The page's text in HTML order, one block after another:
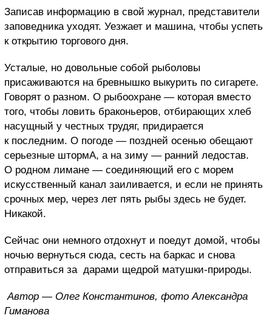
Записав информацию в свой журнал, представители
заповедника уходят. Уезжает и машина, чтобы успеть
к открытию торгового дня.
Усталые, но довольные собой рыболовы
присаживаются на бревнышко выкурить по сигарете.
Говорят о разном. О рыбоохране — которая вместо
того, чтобы ловить браконьеров, отбирающих хлеб
насущный у честных трудяг, придирается
к последним. О погоде — поздней осенью обещают
серьезные штормА, а на зиму — ранний ледостав.
О родном лимане — соединяющий его с морем
искусственный канал заиливается, и если не принять
срочных мер, через лет пять рыбы здесь не будет.
Никакой.
Сейчас они немного отдохнут и поедут домой, чтобы
ночью вернуться сюда, сесть на баркас и снова
отправиться за дарами щедрой матушки-природы.
Автор — Олег Константинов, фото Александра
Гиманова